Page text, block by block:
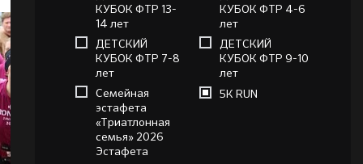
КУБОК ФТР 13-
14 лет
КУБОК ФТР 4-6
лет
ДЕТСКИЙ
КУБОК ФТР 7-8
лет
ДЕТСКИЙ
КУБОК ФТР 9-10
лет
Семейная
эстафета
«Триатлонная
семья» 2026
Эстафета
5К RUN